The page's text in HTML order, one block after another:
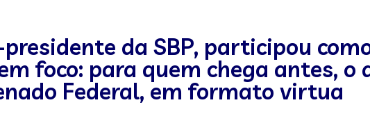
da SBP, participou
foco: para quem chega antes, o
Federal, em formato virtua